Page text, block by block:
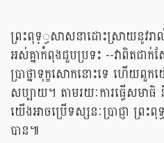
ព្រះពុទ្្ធសាសនា​​​​​​​​​​ដោះស្រាយនូវរ
អស់គ្នាកំពុងជួបប្រទះ --វាពិតជាក់
ប្រាថ្នាទុក្ខសោកនោះទេ ហើយពួកយ
សប្បាយ។ តាមរយៈការធ្វើសមា
យើងអាចប្រើទស្សនៈប្រាជ្ញា ព្រ
បាន៕